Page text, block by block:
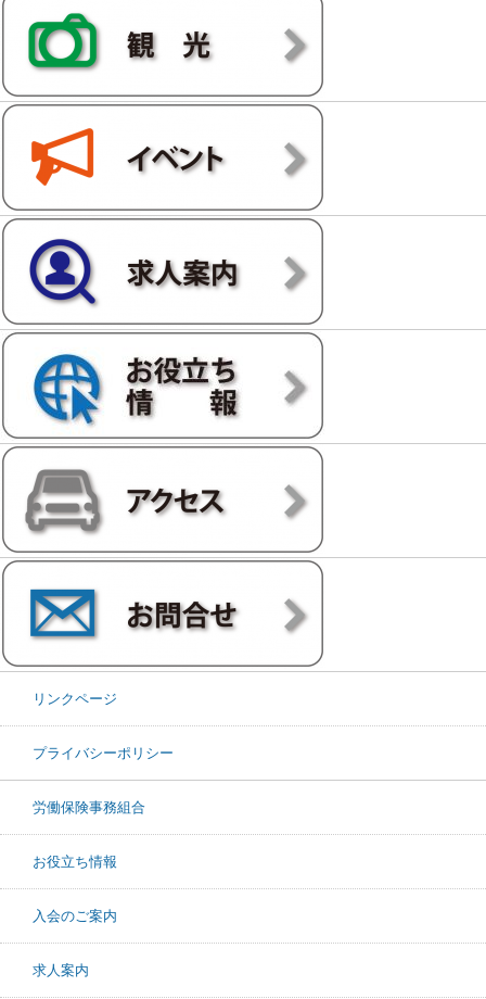
リンクページ
プライバシーポリシー
労働保険事務組合
お役立ち情報
入会のご案内
求人案内